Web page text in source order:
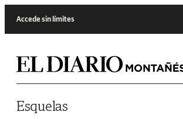
Accede sin límites
Esquelas